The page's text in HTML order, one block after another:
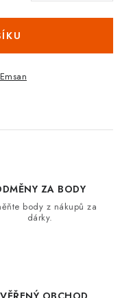
Doprava a platba
Emsan
ZA BODY
body z nákupů za
dárky.